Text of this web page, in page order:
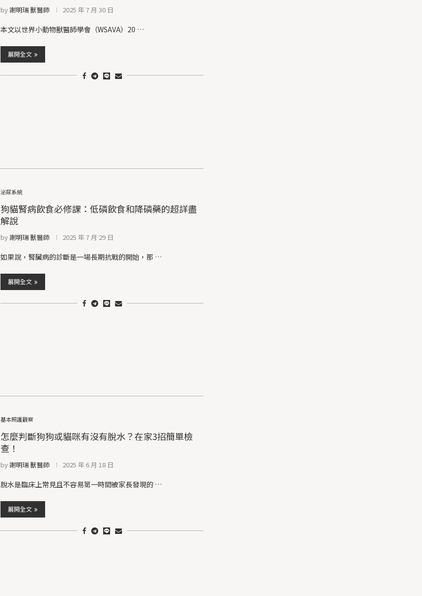
by謝明瑞 獸醫師 2025 年 7 月 30 日
本文以世界小動物獸醫師學會（WSAVA）20 …
展開全文
泌尿系統
狗貓腎病飲食必修課：低磷飲食和降磷藥的超詳盡
解說
by謝明瑞 獸醫師 2025 年 7 月 29 日
如果說，腎臟病的診斷是一場長期抗戰的開始，那 …
展開全文
基本照護觀察
怎麼判斷狗狗或貓咪有沒有脫水？在家3招簡單檢
查！
by謝明瑞 獸醫師 2025 年 6 月 18 日
脫水是臨床上常見且不容易第一時間被家長發現的 …
展開全文